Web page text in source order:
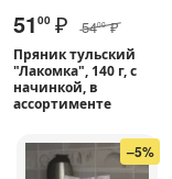
51 00 ₽ 5400 ₽
Пряник тульский
"Лакомка", 140 г, с
начинкой, в
ассортименте
–5%